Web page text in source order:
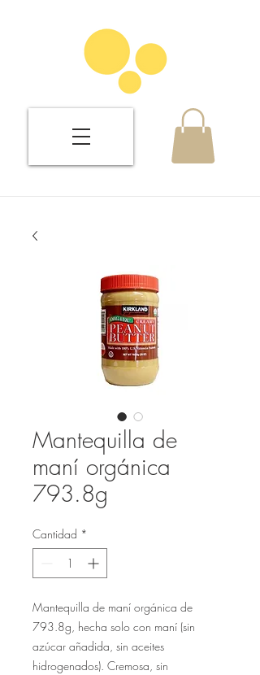
Mantequilla de
maní orgánica
793.8g
Cantidad *
Mantequilla de maní orgánica de
793.8g, hecha solo con maní (sin
azúcar añadida, sin aceites
hidrogenados). Cremosa, sin